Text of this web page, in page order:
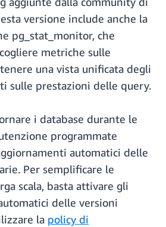
versione include anche la
pg_stat_monitor, che
metriche sulle
una vista unificata degli
sulle prestazioni delle query.
i database durante le
programmate
automatici delle
Per semplificare le
scala, basta attivare gli
delle versioni
la policy di